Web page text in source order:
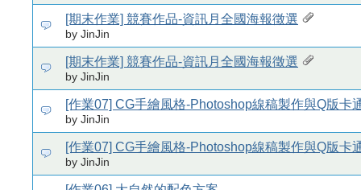
[期末作業] 競賽作品-資訊月全國海報徵選
by JinJin
[期末作業] 競賽作品-資訊月全國海報徵選
by JinJin
[作業07] CG手繪風格-Photoshop線稿製作與Q版卡
by JinJin
[作業07] CG手繪風格-Photoshop線稿製作與Q版卡
by JinJin